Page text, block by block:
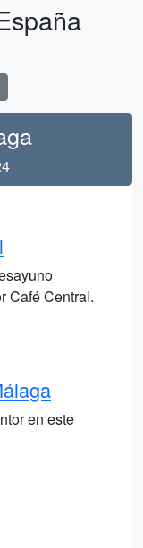
Café Central.
en este